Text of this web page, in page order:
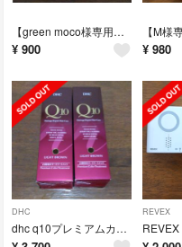
【green moco様専用】エブリ 鉄 7日分☓3袋
¥ 900 ¥ 980
DHC
dhc q10プレミアムカラートリートメント ライトブラウン白髪用
REVEX